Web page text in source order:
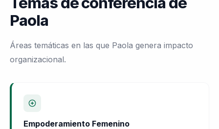
Paola
Áreas temáticas en las que Paola genera impacto
organizacional.
Empoderamiento Femenino